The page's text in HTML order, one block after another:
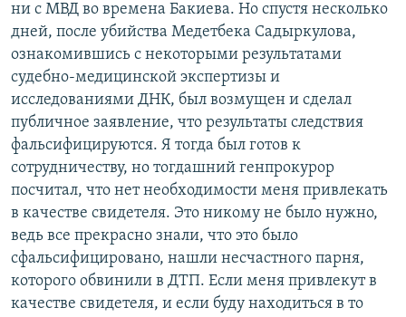
ни с МВД во времена Бакиева. Но спустя несколько
дней, после убийства Медетбека Садыркулова,
ознакомившись с некоторыми результатами
судебно-медицинской экспертизы и
исследованиями ДНК, был возмущен и сделал
публичное заявление, что результаты следствия
фальсифицируются. Я тогда был готов к
сотрудничеству, но тогдашний генпрокурор
посчитал, что нет необходимости меня привлекать
в качестве свидетеля. Это никому не было нужно,
ведь все прекрасно знали, что это было
сфальсифицировано, нашли несчастного парня,
которого обвинили в ДТП. Если меня привлекут в
качестве свидетеля, и если буду находиться в то